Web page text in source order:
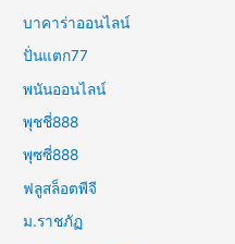
บาคาร่าออนไลน์
ปั่นแตก77
พนันออนไลน์
พุชชี่888
พุซซี่888
ฟลูสล็อตพีจี
ม.ราชภัฏ